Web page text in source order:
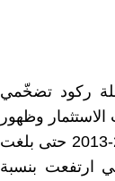
ركود تضخّمي
وظهور
فائض مالي»، وارتفاع مستويات أسعار المستهلك في الفترة 2012-2013 حتى بلغت
ارتفعت بنسبة